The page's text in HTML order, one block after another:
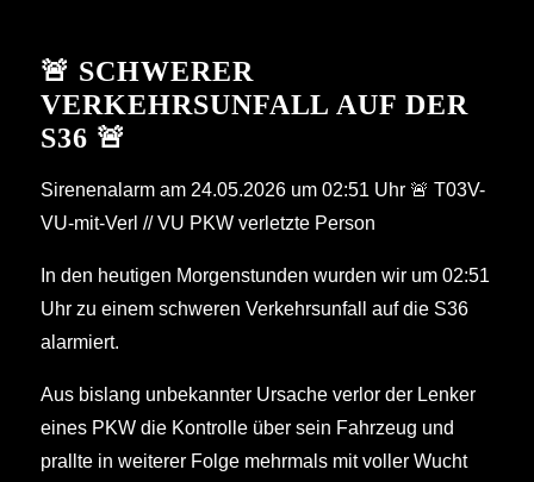
🚨 SCHWERER
VERKEHRSUNFALL AUF DER
S36 🚨
Sirenenalarm am 24.05.2026 um 02:51 Uhr 🚨 T03V-
VU-mit-Verl // VU PKW verletzte Person
In den heutigen Morgenstunden wurden wir um 02:51
Uhr zu einem schweren Verkehrsunfall auf die S36
alarmiert.
Aus bislang unbekannter Ursache verlor der Lenker
eines PKW die Kontrolle über sein Fahrzeug und
prallte in weiterer Folge mehrmals mit voller Wucht